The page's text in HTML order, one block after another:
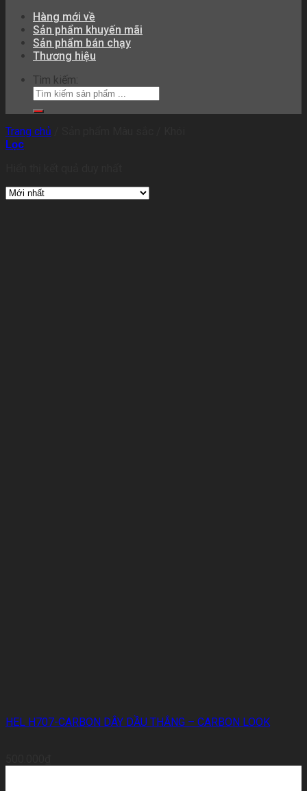
Hàng mới về
Sản phẩm khuyến mãi
Sản phẩm bán chạy
Thương hiệu
Tìm kiếm:
Trang chủ
Lọc
HEL H707-CARBON DÂY DẦU THẮNG – CARBON LOOK